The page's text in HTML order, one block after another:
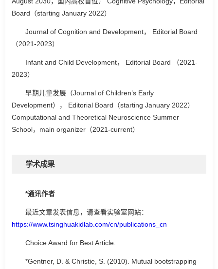
Board（starting January 2022）
Journal of Cognition and Development， Editorial Board
（2021-2023）
Infant and Child Development， Editorial Board （2021-
2023）
早期儿童发展（Journal of Children’s Early
Development）， Editorial Board（starting January 2022）
Computational and Theoretical Neuroscience Summer
School，main organizer（2021-current）
学术成果
*通讯作者
最近文章发表信息，请查看实验室网站：
https://www.tsinghuakidlab.com/cn/publications_cn
Choice Award for Best Article.
*Gentner, D. & Christie, S. (2010). Mutual bootstrapping